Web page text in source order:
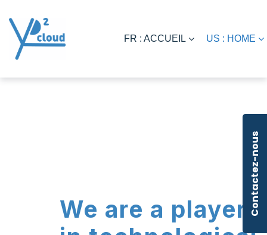
FR : ACCUEIL US : HOME
We are a player Contactez-nous